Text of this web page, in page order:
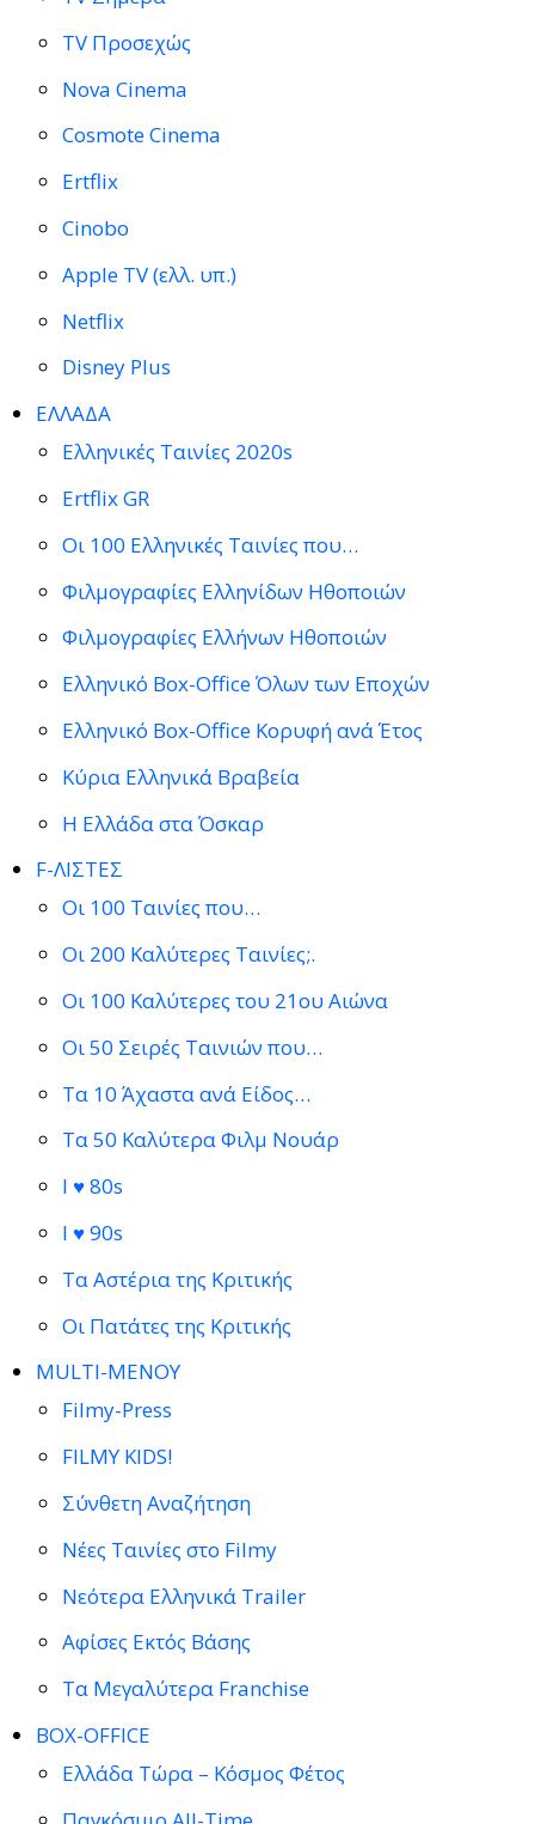
TV Προσεχώς
Nova Cinema
Cosmote Cinema
Ertflix
Cinobo
Apple TV (ελλ. υπ.)
Netflix
Disney Plus
ΕΛΛΑΔΑ
Ελληνικές Ταινίες 2020s
Ertflix GR
Οι 100 Ελληνικές Ταινίες που…
Φιλμογραφίες Ελληνίδων Ηθοποιών
Φιλμογραφίες Ελλήνων Ηθοποιών
Ελληνικό Box-Office Όλων των Εποχών
Ελληνικό Box-Office Κορυφή ανά Έτος
Κύρια Ελληνικά Βραβεία
Η Ελλάδα στα Όσκαρ
F-ΛΙΣΤΕΣ
Οι 100 Ταινίες που…
Οι 200 Καλύτερες Ταινίες;.
Οι 100 Καλύτερες του 21ου Αιώνα
Οι 50 Σειρές Ταινιών που…
Τα 10 Άχαστα ανά Είδος…
Τα 50 Καλύτερα Φιλμ Νουάρ
I ♥ 80s
I ♥ 90s
Τα Αστέρια της Κριτικής
Οι Πατάτες της Κριτικής
MULTI-ΜΕΝΟΥ
Filmy-Press
FILMY KIDS!
Σύνθετη Αναζήτηση
Νέες Ταινίες στο Filmy
Νεότερα Ελληνικά Trailer
Αφίσες Εκτός Βάσης
Τα Μεγαλύτερα Franchise
BOX-OFFICE
Ελλάδα Τώρα – Κόσμος Φέτος